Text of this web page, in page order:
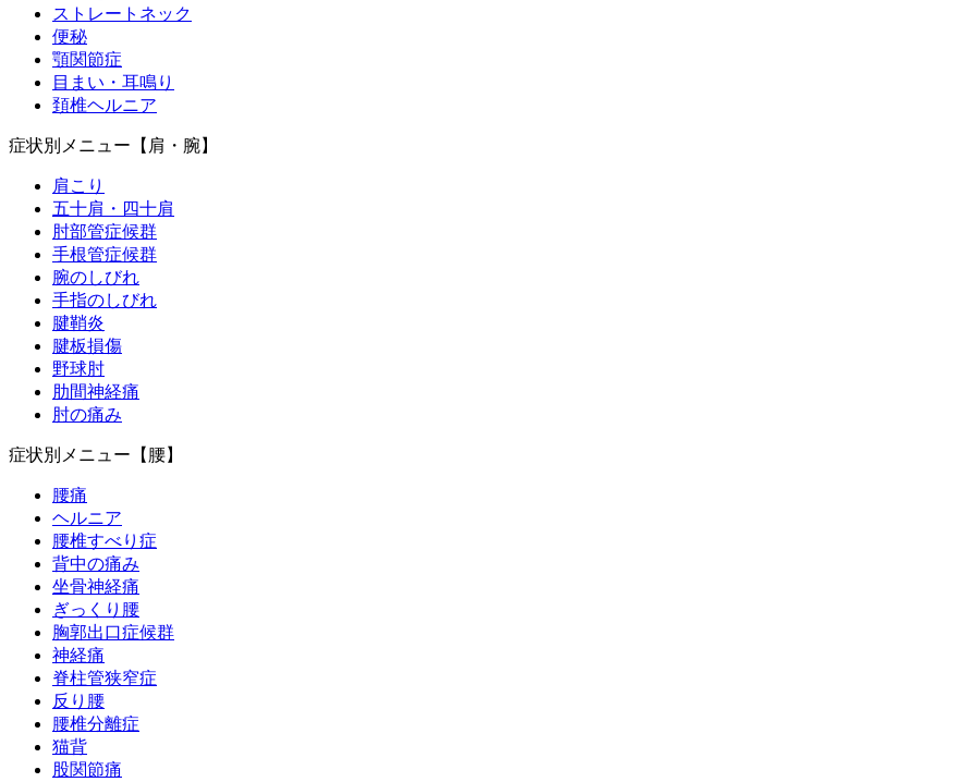
ストレートネック
便秘
顎関節症
目まい・耳鳴り
頚椎ヘルニア
症状別メニュー【肩・腕】
肩こり
五十肩・四十肩
肘部管症候群
手根管症候群
腕のしびれ
手指のしびれ
腱鞘炎
腱板損傷
野球肘
肋間神経痛
肘の痛み
症状別メニュー【腰】
腰痛
ヘルニア
腰椎すべり症
背中の痛み
坐骨神経痛
ぎっくり腰
胸郭出口症候群
神経痛
脊柱管狭窄症
反り腰
腰椎分離症
猫背
股関節痛